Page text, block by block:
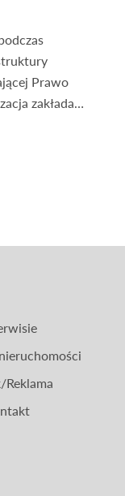
Prawo
zakłada
zawartych w
Reklama